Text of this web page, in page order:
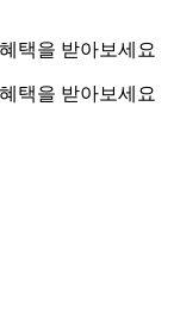
택을 받아보세요
택을 받아보세요